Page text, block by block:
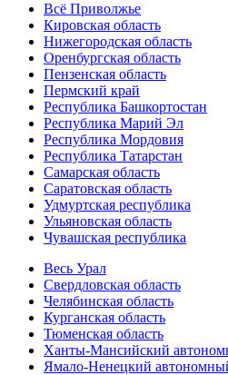
Всё Приволжье
Кировская область
Нижегородская область
Оренбургская область
Пензенская область
Пермский край
Республика Башкортостан
Республика Марий Эл
Республика Мордовия
Республика Татарстан
Самарская область
Саратовская область
Удмуртская республика
Ульяновская область
Чувашская республика
Весь Урал
Свердловская область
Челябинская область
Курганская область
Тюменская область
Ханты-Мансийский
Ямало-Ненецкий